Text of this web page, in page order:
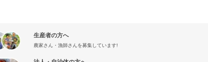
生産者の方へ
農家さん・漁師さんを募集しています!